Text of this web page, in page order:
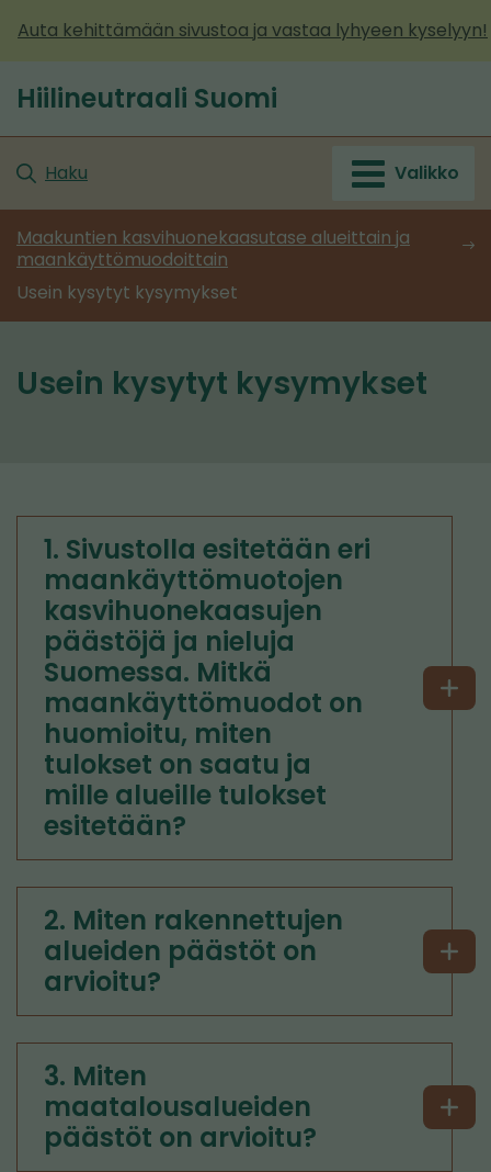
sisältöön
Auta kehittämään sivustoa ja vastaa lyhyeen kyselyyn!
Etusivu
Hiilineutraali Suomi
Haku Valikko
Maakuntien kasvihuonekaasutase alueittain ja
maankäyttömuodoittain
Usein kysytyt kysymykset
Usein kysytyt kysymykset
1. Sivustolla esitetään eri
maankäyttömuotojen
kasvihuonekaasujen
päästöjä ja nieluja
Suomessa. Mitkä
maankäyttömuodot on
huomioitu, miten
tulokset on saatu ja
mille alueille tulokset
esitetään?
2. Miten rakennettujen
alueiden päästöt on
arvioitu?
3. Miten
maatalousalueiden
päästöt on arvioitu?